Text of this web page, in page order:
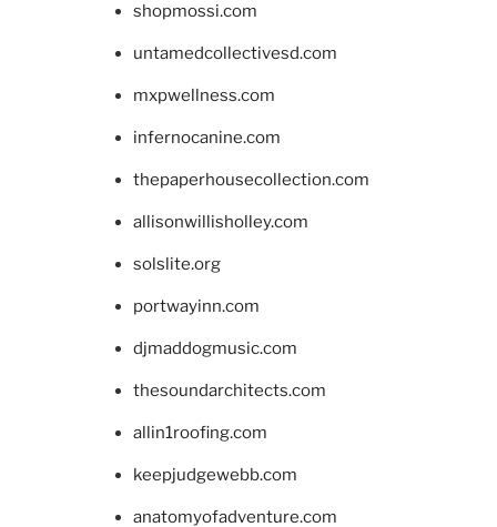
shopmossi.com
untamedcollectivesd.com
mxpwellness.com
infernocanine.com
thepaperhousecollection.com
allisonwillisholley.com
solslite.org
portwayinn.com
djmaddogmusic.com
thesoundarchitects.com
allin1roofing.com
keepjudgewebb.com
anatomyofadventure.com